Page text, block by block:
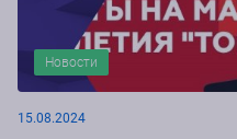
Новости
15.08.2024